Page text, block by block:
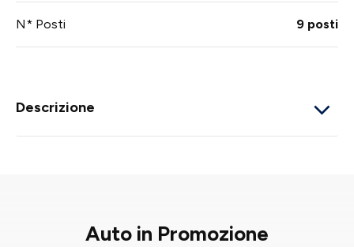
N* Posti 9 posti
Descrizione
Auto in Promozione